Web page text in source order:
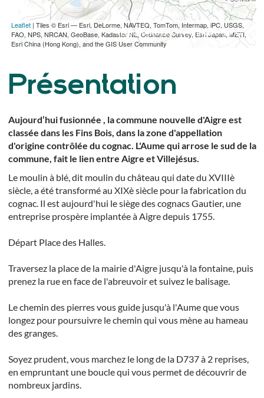
Leaflet| Tiles © Esri — Esri, DeLorme, NAVTEQ, TomTom, Intermap, iPC, USGS,
FAO, NPS, NRCAN, GeoBase, Kadaster NL, Ordnance Survey, Esri Japan, METI,
Esri China (Hong Kong), and the GIS User Community
TÉLÉCHARGER L'ITINÉRAIRE (GPX)
Présentation
Aujourd’hui fusionnée , la commune nouvelle d'Aigre est
classée dans les Fins Bois, dans la zone d'appellation
d'origine contrôlée du cognac. L'Aume qui arrose le sud de la
commune, fait le lien entre Aigre et Villejésus.
Le moulin à blé, dit moulin du château qui date du XVIIIè
siècle, a été transformé au XIXè siècle pour la fabrication du
cognac. Il est aujourd'hui le siège des cognacs Gautier, une
entreprise prospère implantée à Aigre depuis 1755.
Départ Place des Halles.
Traversez la place de la mairie d'Aigre jusqu'à la fontaine, puis
prenez la rue en face de l'abreuvoir et suivez le balisage.
Le chemin des pierres vous guide jusqu'à l'Aume que vous
longez pour poursuivre le chemin qui vous mène au hameau
des granges.
Soyez prudent, vous marchez le long de la D737 à 2 reprises,
en empruntant une boucle qui vous permet de découvrir de
nombreux jardins.